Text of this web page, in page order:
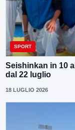
SPORT
Seishinkan in 10
dal 22 luglio
18 LUGLIO 2026